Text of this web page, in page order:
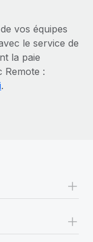
vos équipes
le service de
la paie
Remote :
.
+
+